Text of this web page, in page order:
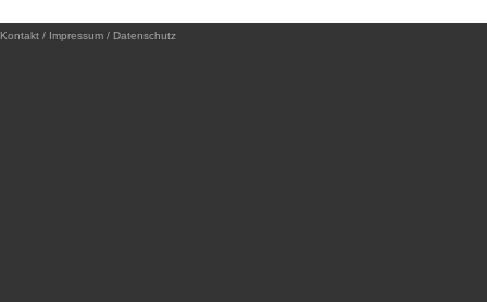
Kontakt / Impressum / Datenschutz